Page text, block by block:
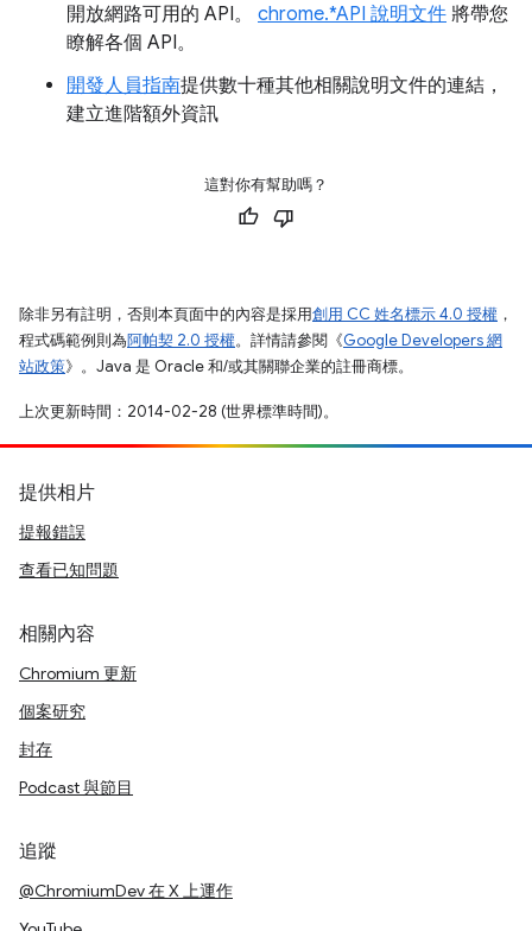
開放網路可用的 API。 chrome.*API 說明文件 將帶您
瞭解各個 API。
開發人員指南提供數十種其他相關說明文件的連結，
建立進階額外資訊
這對你有幫助嗎？
除非另有註明，否則本頁面中的內容是採用創用 CC 姓名標示 4.0 授權 ，
程式碼範例則為阿帕契 2.0 授權。詳情請參閱《Google Developers 網
站政策》。Java 是 Oracle 和/或其關聯企業的註冊商標。
上次更新時間：2014-02-28 (世界標準時間)。
提供相片
提報錯誤
查看已知問題
相關內容
Chromium 更新
個案研究
封存
Podcast 與節目
追蹤
@ChromiumDev 在 X 上運作